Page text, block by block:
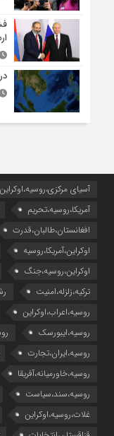
آسیای مرکزی،روسیه،اوکراین
آمریکا،روسیه،تحریم
افغانستان،طالبان،قدرت
اوکراین،آمریکا،روسیه
اوکراین،روسیه،جنگ
ترکیه،زلزله،امنیت
روسیه،اعراب،اوکراین
روسیه،ایبورسک
روسیه،ایران،تجارت
روسیه،خاورمیانه،آفریقا
روسیه،سند،سیاست
غلات،روسیه،اوکراین